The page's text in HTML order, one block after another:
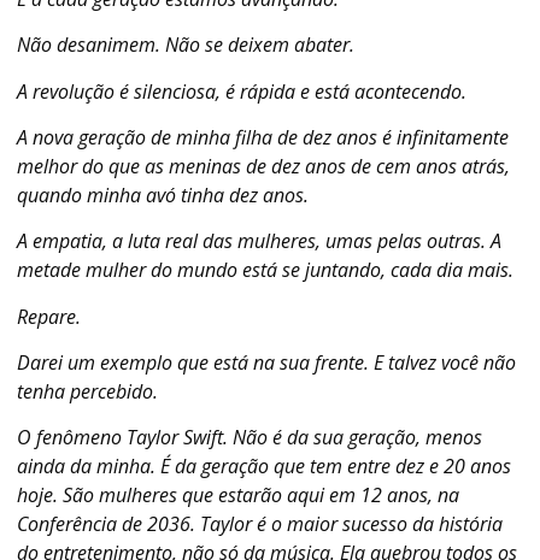
Não desanimem. Não se deixem abater.
A revolução é silenciosa, é rápida e está acontecendo.
A nova geração de minha filha de dez anos é infinitamente
melhor do que as meninas de dez anos de cem anos atrás,
quando minha avó tinha dez anos.
A empatia, a luta real das mulheres, umas pelas outras. A
metade mulher do mundo está se juntando, cada dia mais.
Repare.
Darei um exemplo que está na sua frente. E talvez você não
tenha percebido.
O fenômeno Taylor Swift. Não é da sua geração, menos
ainda da minha. É da geração que tem entre dez e 20 anos
hoje. São mulheres que estarão aqui em 12 anos, na
Conferência de 2036. Taylor é o maior sucesso da história
do entretenimento, não só da música. Ela quebrou todos os